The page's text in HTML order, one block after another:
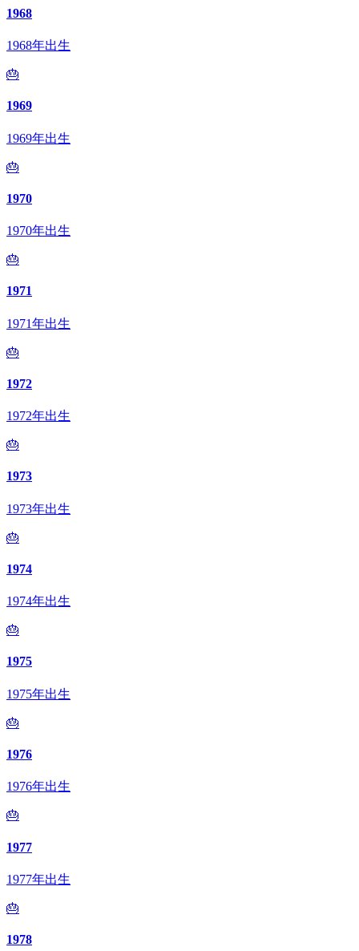
1968
1968年出生
🎂
1969
1969年出生
🎂
1970
1970年出生
🎂
1971
1971年出生
🎂
1972
1972年出生
🎂
1973
1973年出生
🎂
1974
1974年出生
🎂
1975
1975年出生
🎂
1976
1976年出生
🎂
1977
1977年出生
🎂
1978